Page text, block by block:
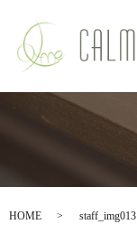
HOME staff_img013